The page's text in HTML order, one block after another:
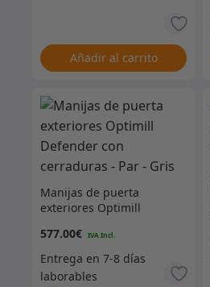
Añadir al carrito
Manijas de puerta
exteriores Optimill
– Par – Gris
577.00€